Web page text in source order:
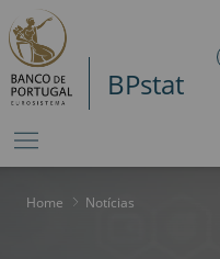
BPstat
Home > Notícias